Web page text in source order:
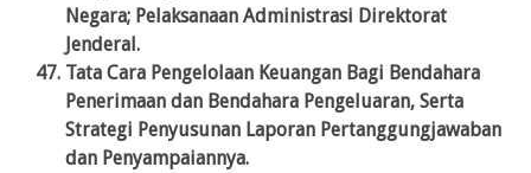
Negara; Pelaksanaan Administrasi Direktorat
Jenderal.
Tata Cara Pengelolaan Keuangan Bagi Bendahara
Penerimaan dan Bendahara Pengeluaran, Serta
Strategi Penyusunan Laporan Pertanggungjawaban
dan Penyampaiannya.